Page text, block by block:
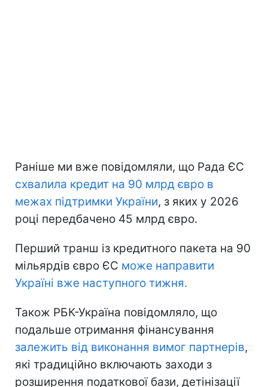
Раніше ми вже повідомляли, що Рада ЄС
схвалила кредит на 90 млрд євро в
межах підтримки України, з яких у 2026
році передбачено 45 млрд євро.
Перший транш із кредитного пакета на 90
мільярдів євро ЄС може направити
Україні вже наступного тижня.
Також РБК-Україна повідомляло, що
подальше отримання фінансування
залежить від виконання вимог партнерів,
які традиційно включають заходи з
розширення податкової бази, детінізації